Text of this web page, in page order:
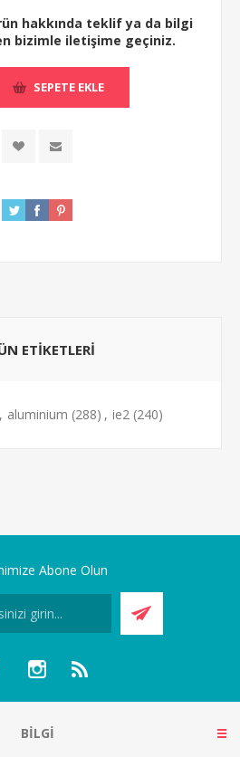
hakkında teklif ya da bilgi
bizimle iletişime geçiniz.
ETIKETLERI
, aluminium (288) , ie2 (240)
Abone Olun
BILGI